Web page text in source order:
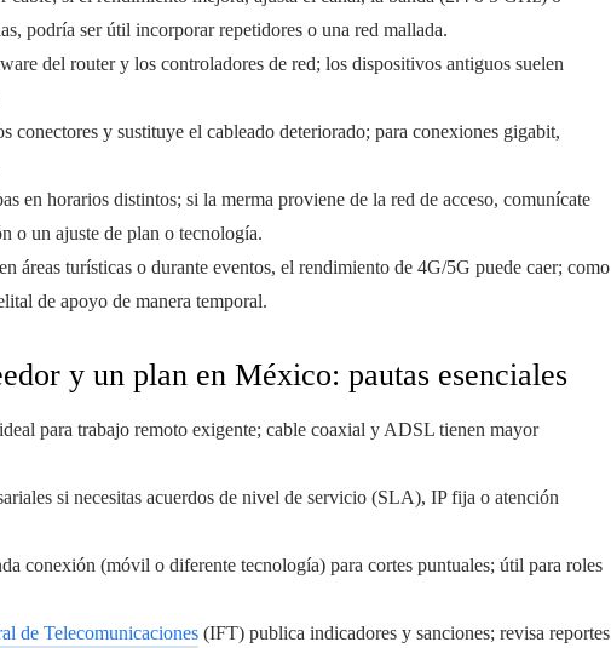
podría ser útil incorporar repetidores o una red mallada.
del router y los controladores de red; los dispositivos antiguos suelen
conectores y sustituye el cableado deteriorado; para conexiones gigabit,
en horarios distintos; si la merma proviene de la red de acceso, comunícate
o un ajuste de plan o tecnología.
en áreas turísticas o durante eventos, el rendimiento de 4G/5G puede caer; como
de apoyo de manera temporal.
y un plan en México: pautas esenciales
para trabajo remoto exigente; cable coaxial y ADSL tienen mayor
si necesitas acuerdos de nivel de servicio (SLA), IP fija o atención
conexión (móvil o diferente tecnología) para cortes puntuales; útil para roles
de Telecomunicaciones (IFT) publica indicadores y sanciones; revisa reportes